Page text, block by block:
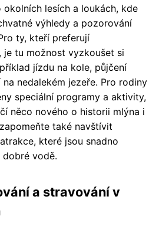
lesích a loukách, kde
výhledy a pozorování
ty, kteří preferují
je tu možnost vyzkoušet si
jízdu na kole, půjčení
nedalekém jezeře. Pro rodiny
speciální programy a aktivity,
něco nového o historii mlýna i
také navštívit
které jsou snadno
dobré vodě.
a stravování v